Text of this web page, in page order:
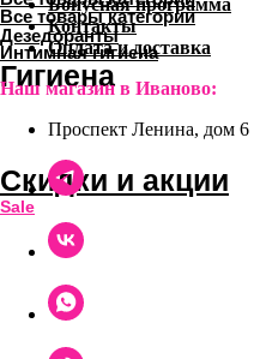
Бонусная программа
Контакты
Оплата и доставка
Наш магазин в Иваново:
Проспект Ленина, дом 6